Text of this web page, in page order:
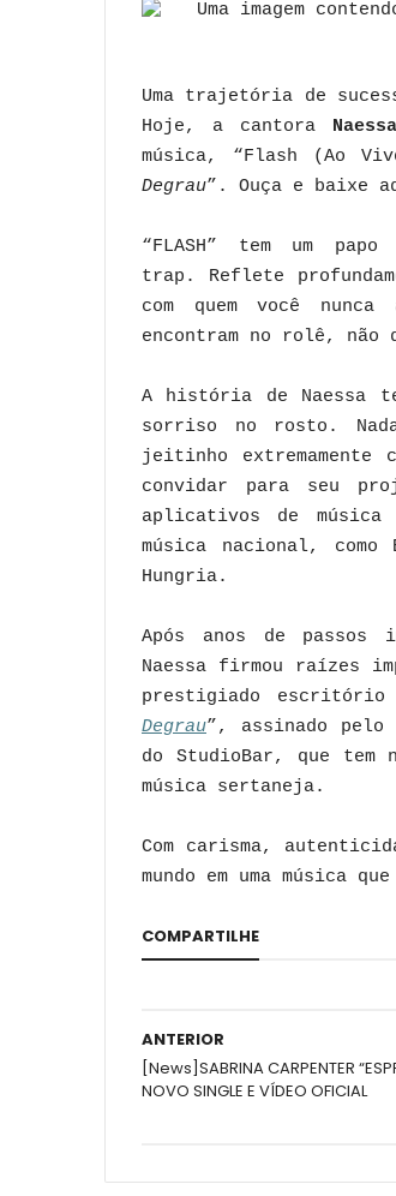
Uma trajetória de
Hoje, a cantora Naessa
música, “Flash (Ao
Degrau”. Ouça e baixe
“FLASH” tem um
trap.
Reflete
com quem você
encontram no rolê, não
A história de Naessa
sorriso no rosto.
jeitinho extremamente
convidar para seu
aplicativos de
música nacional, como
Hungria.
Após anos de passos
Naessa firmou raízes
prestigiado escritório
Degrau”, assinado pelo
do StudioBar, que tem
música sertaneja.
Com carisma,
mundo em uma música
COMPARTILHE
ANTERIOR
[News]SABRINA CARPENTER
NOVO SINGLE E VÍDEO OFICIAL